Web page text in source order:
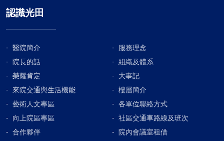
認識光田
醫院簡介
服務理念
院長的話
組織及體系
榮耀肯定
大事記
來院交通與生活機能
樓層簡介
藝術人文專區
各單位聯絡方式
向上院區專區
社區交通車路線及班次
合作夥伴
院內會議室租借